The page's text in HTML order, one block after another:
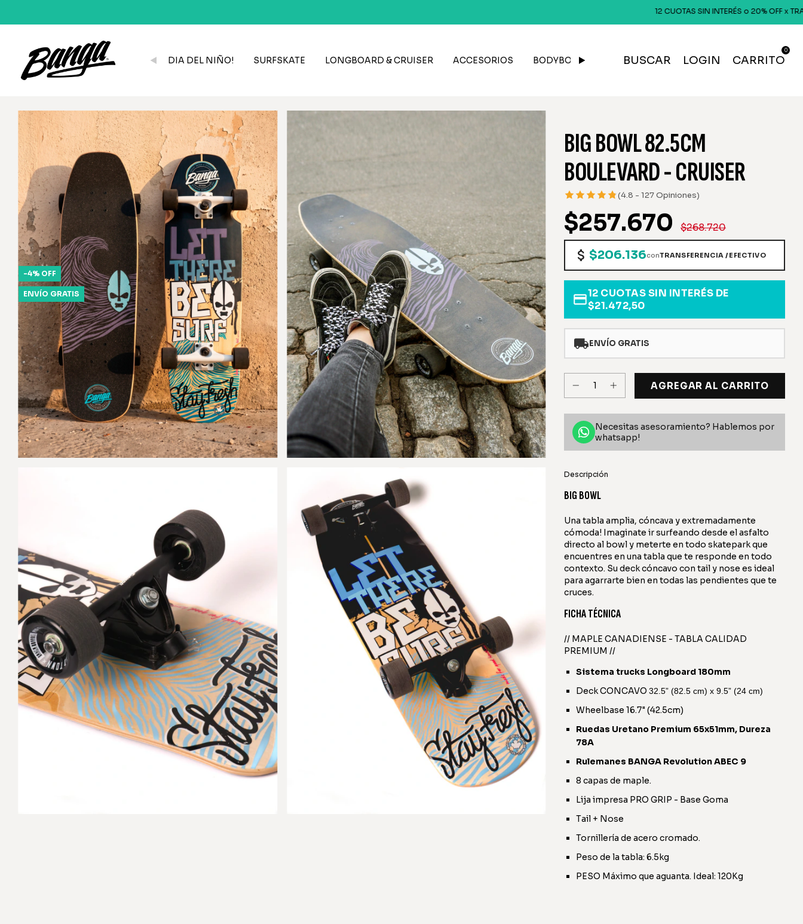
12 CUOTAS SIN INTERÉS o 20% OFF x TRANSFERENCIA!
DIA DEL NIÑO! SURFSKATE LONGBOARD & CRUISER ACCESORIOS BODYBOARD GORRAS & OUTFIT
BUSCAR LOGIN CARRITO
0
-4% OFF
ENVÍO GRATIS
BIG BOWL 82.5CM
BOULEVARD - CRUISER
(4.8 - 127 Opiniones)
$257.670 $268.720
$206.136conTRANSFERENCIA / EFECTIVO
12 CUOTAS SIN INTERÉS DE
$21.472,50
ENVÍO GRATIS
Necesitas asesoramiento? Hablemos por
whatsapp!
Descripción
BIG BOWL
Una tabla amplia, cóncava y extremadamente
cómoda! Imaginate ir surfeando desde el asfalto
directo al bowl y meterte en todo skatepark que
encuentres en una tabla que te responde en todo
contexto. Su deck cóncavo con tail y nose es ideal
para agarrarte bien en todas las pendientes que te
cruces.
FICHA TÉCNICA
// MAPLE CANADIENSE - TABLA CALIDAD
PREMIUM //
Sistema trucks Longboard 180mm
Deck CONCAVO 32.5” (82.5 cm) x 9.5” (24 cm)
Wheelbase 16.7" (42.5cm)
Ruedas Uretano Premium 65x51mm, Dureza
78A
Rulemanes BANGA Revolution ABEC 9
8 capas de maple.
Lija impresa PRO GRIP - Base Goma
Tail + Nose
Tornillería de acero cromado.
Peso de la tabla: 6.5kg
PESO Máximo que aguanta. Ideal: 120Kg